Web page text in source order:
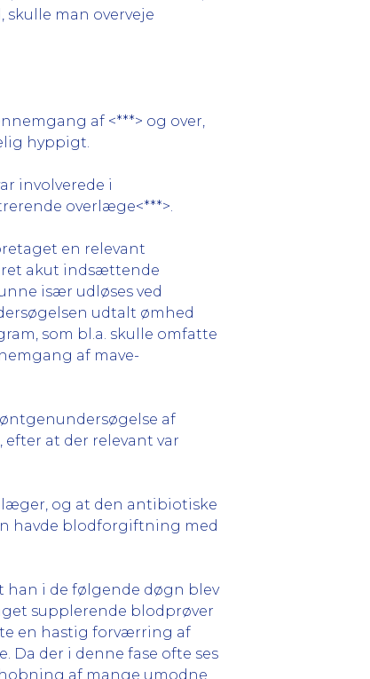
man overveje
af <***> og over,
hyppigt.
involverede i
overlæge<***>.
en relevant
ret akut indsættende
især udløses ved
udtalt ømhed
som bl.a. skulle omfatte
af mave-
af
at der relevant var
og at den antibiotiske
havde blodforgiftning med
i de følgende døgn blev
supplerende blodprøver
en hastig forværring af
Da der i denne fase ofte ses
af mange umodne